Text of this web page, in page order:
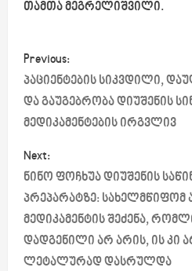
თამთა მეგრელიშვილი.
P
o
s
t
n
a
v
Previous:
პაციენტების სიკვდილი,
და გაუგებრობა დიუშენის
მედიკამენტების ირგვლივ
Next:
ნინო ფოჩხუა დიუშენის
პრეპარატზე: სახელმწიფომ
მედიკამენტის შეძენა,
დადგენილი არ არის, ის კი
ლეტალურად დასრულდა